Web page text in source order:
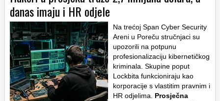
danas imaju i HR odjele
Na trećoj Span Cyber Security
Areni u Poreču stručnjaci su
upozorili na potpunu
profesionalizaciju kibernetičkog
kriminala. Skupine poput
Lockbita funkcioniraju kao
korporacije s vlastitim pravnim i
HR odjelima. Prosječna